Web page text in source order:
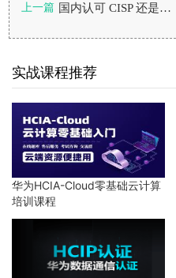
上一篇 国内认可 CISP 还是 CISSP？报考条件差异大吗?
实战课程推荐
华为HCIA-Cloud零基础云计算
培训课程